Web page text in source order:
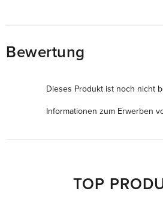
Bewertung
Dieses Produkt ist noch nicht
Informationen zum Erwerben
TOP